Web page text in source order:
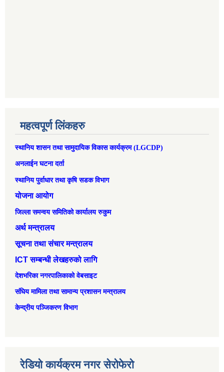
महत्वपूर्ण लिंकहरु
स्थानिय शासन तथा सामुदायिक विकास कार्यक्रम (LGCDP)
अनलाईन घटना दर्ता
स्थानिय पुर्वाधार तथा कृषि सडक विभाग
योजना आयोग
जिल्ला समन्वय समितिको कार्यालय रुकुम
अर्थ मन्त्रालय
सूचना तथा संचार मन्त्रालय
ICT सम्बन्धी लेखहरुको लागि
देशभरिका नगरपालिकाको वेबसाइट
संघिय मामिला तथा सामान्‍य प्रशासन मन्त्रालय
केन्द्रीय पञ्जिकरण विभाग
रेडियो कार्यक्रम नगर सेरोफेरो